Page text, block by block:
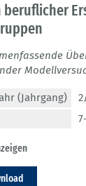
beruflicher
(Jahrgang)